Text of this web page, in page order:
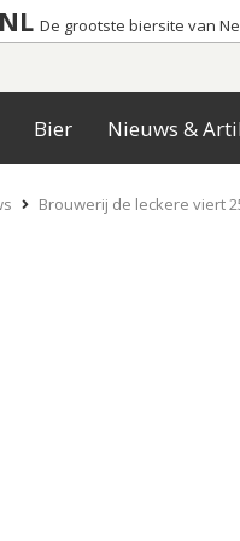
De grootste biersite van
Bier Nieuws &
Brouwerij de leckere viert